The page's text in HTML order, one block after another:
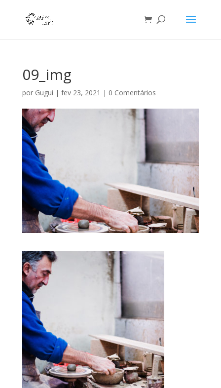
09_img
por Gugui | fev 23, 2021 | 0 Comentários